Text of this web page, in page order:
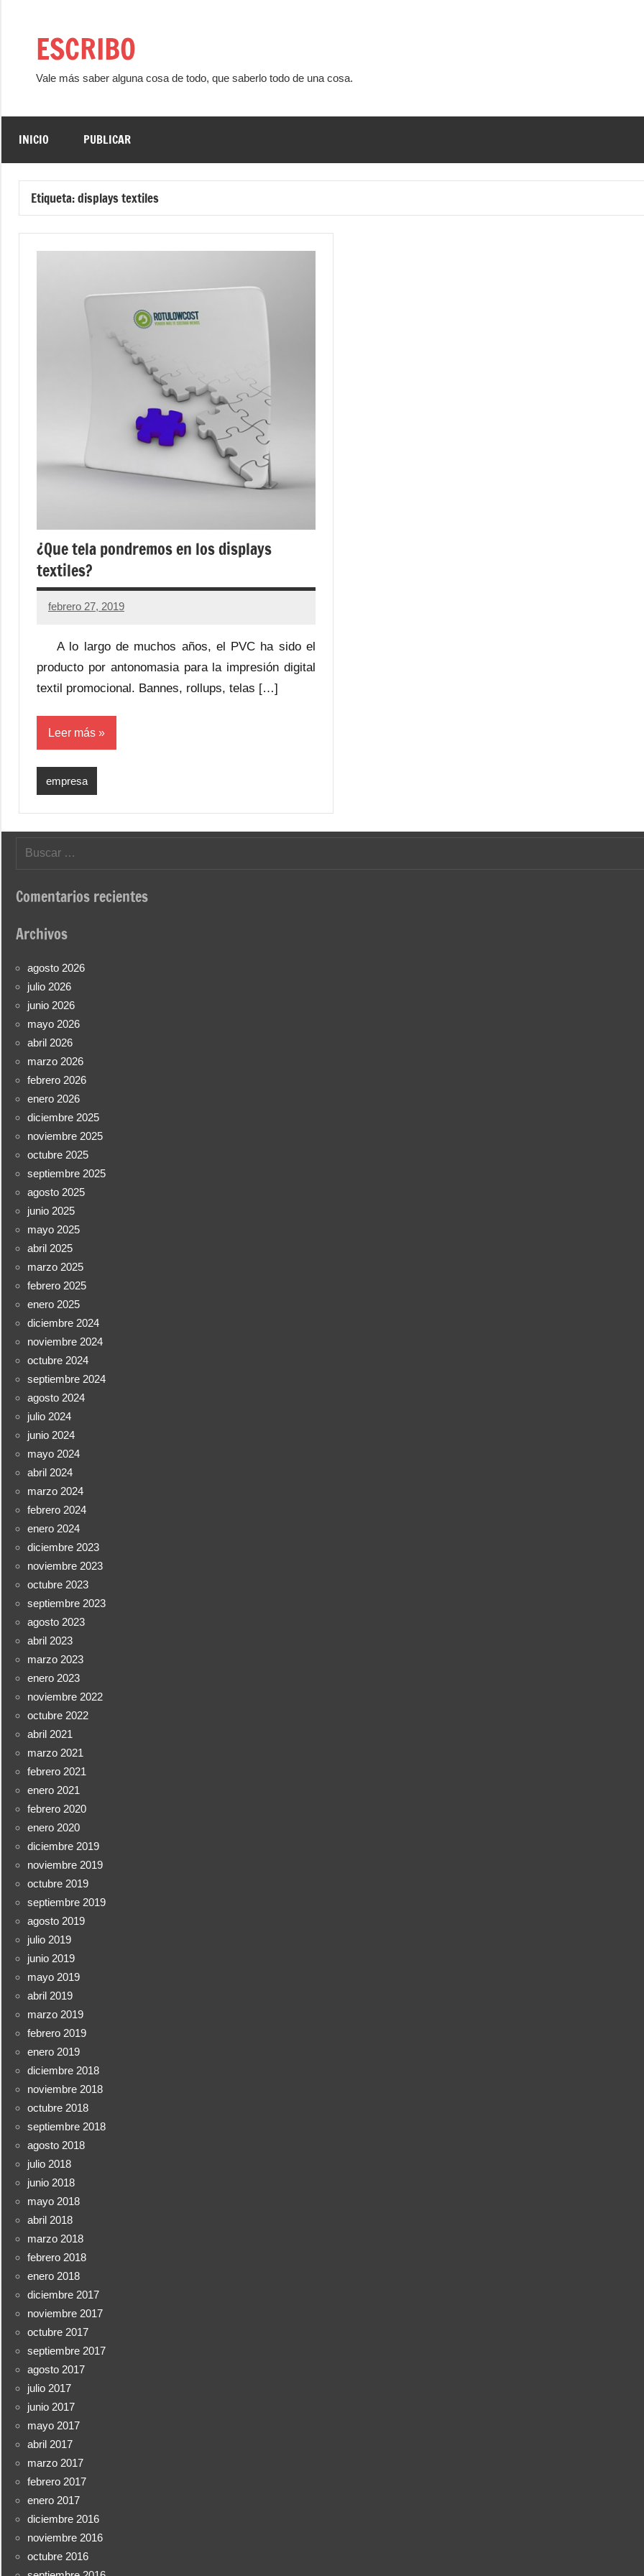
contenidoESCRIBO
Vale más saber alguna cosa de todo, que saberlo todo de una cosa.
INICIO PUBLICAR
Etiqueta:displays textiles
¿Que tela pondremos en los displays
textiles?
febrero 27, 2019
A lo largo de muchos años, el PVC ha sido el
producto por antonomasia para la impresión digital
textil promocional. Bannes, rollups, telas […]
Leer más
empresa
Buscar:
Comentarios recientes
Archivos
agosto 2026
julio 2026
junio 2026
mayo 2026
abril 2026
marzo 2026
febrero 2026
enero 2026
diciembre 2025
noviembre 2025
octubre 2025
septiembre 2025
agosto 2025
junio 2025
mayo 2025
abril 2025
marzo 2025
febrero 2025
enero 2025
diciembre 2024
noviembre 2024
octubre 2024
septiembre 2024
agosto 2024
julio 2024
junio 2024
mayo 2024
abril 2024
marzo 2024
febrero 2024
enero 2024
diciembre 2023
noviembre 2023
octubre 2023
septiembre 2023
agosto 2023
abril 2023
marzo 2023
enero 2023
noviembre 2022
octubre 2022
abril 2021
marzo 2021
febrero 2021
enero 2021
febrero 2020
enero 2020
diciembre 2019
noviembre 2019
octubre 2019
septiembre 2019
agosto 2019
julio 2019
junio 2019
mayo 2019
abril 2019
marzo 2019
febrero 2019
enero 2019
diciembre 2018
noviembre 2018
octubre 2018
septiembre 2018
agosto 2018
julio 2018
junio 2018
mayo 2018
abril 2018
marzo 2018
febrero 2018
enero 2018
diciembre 2017
noviembre 2017
octubre 2017
septiembre 2017
agosto 2017
julio 2017
junio 2017
mayo 2017
abril 2017
marzo 2017
febrero 2017
enero 2017
diciembre 2016
noviembre 2016
octubre 2016